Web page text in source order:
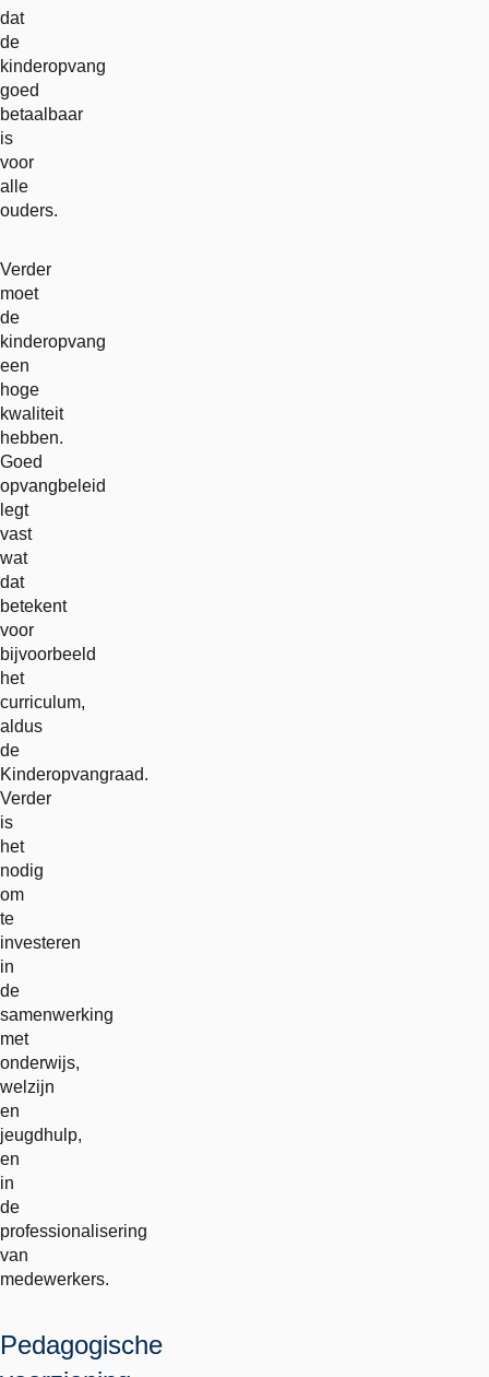
dat
de
kinderopvang
goed
betaalbaar
is
voor
alle
ouders.
Verder
moet
de
kinderopvang
een
hoge
kwaliteit
hebben.
Goed
opvangbeleid
legt
vast
wat
dat
betekent
voor
bijvoorbeeld
het
curriculum,
aldus
de
Kinderopvangraad.
Verder
is
het
nodig
om
te
investeren
in
de
samenwerking
met
onderwijs,
welzijn
en
jeugdhulp,
en
in
de
professionalisering
van
medewerkers.
Pedagogische